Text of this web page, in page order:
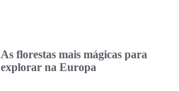
As florestas mais mágicas para
explorar na Europa